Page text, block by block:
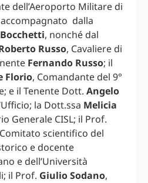
dell’Aeroporto Militare di
dalla
, nonché dal
Russo, Cavaliere di
Fernando Russo; il
Florio, Comandante del 9°
e il Tenente Dott. Angelo
la Dott.ssa Melicia
Generale CISL; il Prof.
scientifico del
e docente
e dell’Università
il Prof. Giulio Sodano,